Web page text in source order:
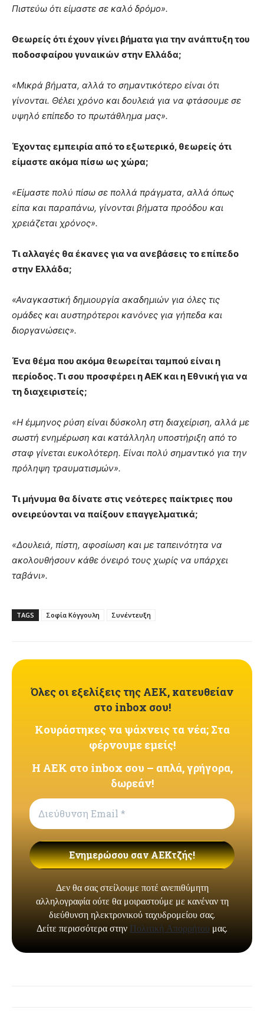
Πιστεύω ότι είμαστε σε καλό δρόμο».
Θεωρείς ότι έχουν γίνει βήματα για την ανάπτυξη του
ποδοσφαίρου γυναικών στην Ελλάδα;
«Μικρά βήματα, αλλά το σημαντικότερο είναι ότι
γίνονται. Θέλει χρόνο και δουλειά για να φτάσουμε σε
υψηλό επίπεδο το πρωτάθλημα μας».
Έχοντας εμπειρία από το εξωτερικό, θεωρείς ότι
είμαστε ακόμα πίσω ως χώρα;
«Είμαστε πολύ πίσω σε πολλά πράγματα, αλλά όπως
είπα και παραπάνω, γίνονται βήματα προόδου και
χρειάζεται χρόνος».
Τι αλλαγές θα έκανες για να ανεβάσεις το επίπεδο
στην Ελλάδα;
«Αναγκαστική δημιουργία ακαδημιών για όλες τις
ομάδες και αυστηρότεροι κανόνες για γήπεδα και
διοργανώσεις».
Ένα θέμα που ακόμα θεωρείται ταμπού είναι η
περίοδος. Τι σου προσφέρει η ΑΕΚ και η Εθνική για να
τη διαχειριστείς;
«Η έμμηνος ρύση είναι δύσκολη στη διαχείριση, αλλά με
σωστή ενημέρωση και κατάλληλη υποστήριξη από το
σταφ γίνεται ευκολότερη. Είναι πολύ σημαντικό για την
πρόληψη τραυματισμών».
Τι μήνυμα θα δίνατε στις νεότερες παίκτριες που
ονειρεύονται να παίξουν επαγγελματικά;
«Δουλειά, πίστη, αφοσίωση και με ταπεινότητα να
ακολουθήσουν κάθε όνειρό τους χωρίς να υπάρχει
ταβάνι».
TAGS Σοφία Κόγγουλη Συνέντευξη